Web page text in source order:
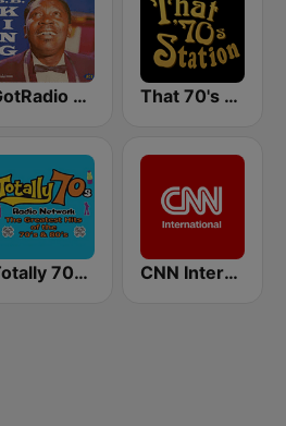
GotRadio - Bit O' Blues That 70's Station
Totally 70s Radio Network CNN International